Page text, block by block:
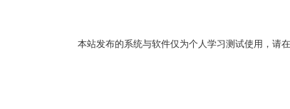
本站发布的系统与软件仅为个人学习测试使用，请